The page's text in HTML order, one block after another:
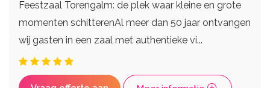
Feestzaal Torengalm: de plek waar kleine en grote
momenten schitterenAl meer dan 50 jaar ontvangen
wij gasten in een zaal met authentieke vi...